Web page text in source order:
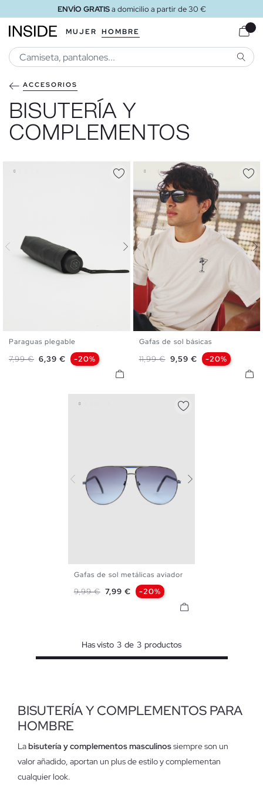
ENVÍO GRATISa domicilio a partir de 30 €
MUJER HOMBRE
ACCESORIOS
BISUTERÍA Y
COMPLEMENTOS
Paraguas plegable
Precio base
7,99 € Precio
6,39 € -20%
Gafas de sol básicas
Precio base
11,99 € Precio
9,59 € -20%
Gafas de sol metálicas aviador
Precio base
9,99 € Precio
7,99 € -20%
Has visto 3 de 3 productos
BISUTERÍA Y COMPLEMENTOS PARA
HOMBRE
Labisutería y complementos masculinossiempre son un
valor añadido, aportan un plus de estilo y complementan
cualquier look.